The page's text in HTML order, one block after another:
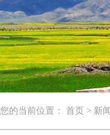
您的当前位置： 首页 > 新